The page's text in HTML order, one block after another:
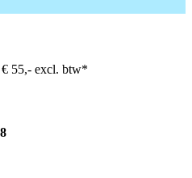
55,- excl. btw*